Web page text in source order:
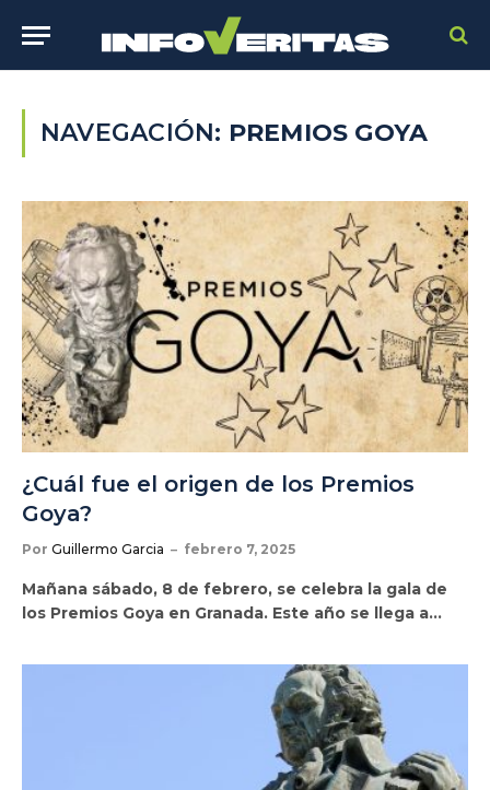
NAVEGACIÓN: PREMIOS GOYA
¿Cuál fue el origen de los Premios
Goya?
Por Guillermo Garcia febrero 7, 2025
Mañana sábado, 8 de febrero, se celebra la gala de
los Premios Goya en Granada. Este año se llega a…